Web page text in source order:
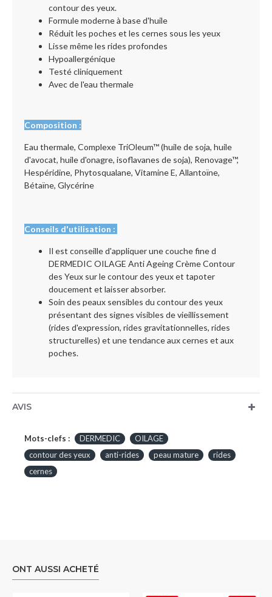
contour des yeux.
Formule moderne à base d'huile
Réduit les poches et les cernes sous les yeux
Lisse même les rides profondes
Hypoallergénique
Testé cliniquement
Avec de l'eau thermale
Composition :
Eau thermale, Complexe TriOleum™ (huile de soja, huile
d'avocat, huile d'onagre, isoflavanes de soja), Renovage™,
Hespéridine, Phytosqualane, Vitamine E, Allantoïne,
Bétaïne, Glycérine
Conseils d'utilisation :
Il est conseille d'appliquer une couche fine d
DERMEDIC OILAGE Anti Ageing Crème Contour
des Yeux sur le contour des yeux et tapoter
doucement et laisser absorber.
Soin des peaux sensibles du contour des yeux
présentant des signes visibles de vieillissement
(rides d'expression, rides gravitationnelles, rides
structurelles) et une tendance aux cernes et aux
poches.
AVIS
Mots-clefs : DERMEDIC
OILAGE
contour des yeux
anti-rides peau mature
rides
cernes
ONT AUSSI ACHETÉ